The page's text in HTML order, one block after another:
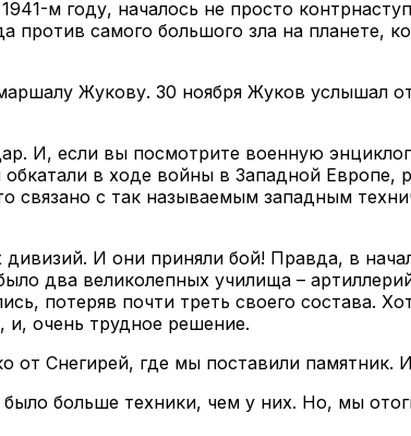
м году, началось не просто
самого большого зла на планете,
Жукову. 30 ноября Жуков услышал
И, если вы посмотрите военную
в ходе войны в Западной Европе,
с так называемым западным
И они приняли бой! Правда, в
два великолепных училища –
потеряв почти треть своего состава.
очень трудное решение.
от Снегирей, где мы поставили
больше техники, чем у них. Но, мы